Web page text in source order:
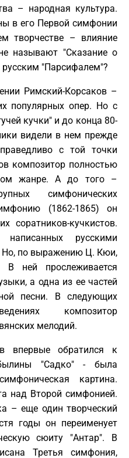
– народная культура.
в его Первой симфонии
творчестве – влияние
называют "Сказание о
"Парсифалем"?
Римский-Корсаков –
популярных опер. Но с
кучки" и до конца 80-
видели в нем прежде
с той точки
композитор полностью
жанре. А до того –
симфонических
(1862-1865) он
соратников-кучкистов.
русскими
по выражению Ц. Кюи,
В ней прослеживается
а одна из ее частей
песни. В следующих
композитор
мелодий.
впервые обратился к
"Садко" - была
картина.
над Второй симфонией.
– еще один творческий
годы он переименует
сюиту "Антар". В
Третья симфония,